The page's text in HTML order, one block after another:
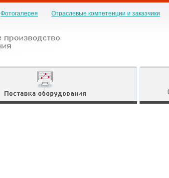
Фотогалерея Отраслевые компетенции и заказчики